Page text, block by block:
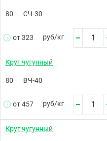
80 СЧ-30
от 323 руб/кг
Круг чугунный
80 ВЧ-40
от 457 руб/кг
Круг чугунный